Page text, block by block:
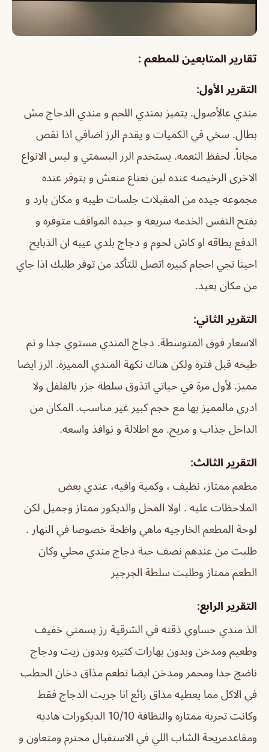
تقارير المتابعين للمطعم :
التقرير الأول:
مندي عالأصول. يتميز بمندي اللحم و مندي الدجاج مش
بطال. سخي في الكميات و يقدم الرز اضافي اذا نقص
مجاناً. لحفظ النعمه. يستخدم الرز البسمتي و ليس الانواع
الاخرى الرخيصه عنده لبن نعناع منعش و يتوفر عنده
مجموعه جيده من المقبلات جلسات طيبه و مكان بارد و
يفتح النفس الخدمه سريعه و جيده المواقف متوفره و
الدفع بطاقه او كاش لحوم و دجاج بلدي عيبه ان الذبايح
احينا تجي احجام كبيره اتصل للتأكد من توفر طلبك اذا جاي
من مكان بعيد.
التقرير الثاني:
الاسعار فوق المتوسطة. دجاج المندي مستوي جدا و تم
طبخه قبل فترة ولكن هناك نكهة المندي المميزة. الرز ايضا
مميز. لأول مرة في حياتي اتذوق سلطة جزر بالفلفل ولا
ادري مالمميز بها مع حجم كبير غير مناسب. المكان من
الداخل جذاب و مريح. مع اطلالة و نوافذ واسعه.
التقرير الثالث:
مطعم ممتاز، نظيف ، وكمية وافيه، عندي بعض
الملاحظات عليه . اولا المحل والديكور ممتاز وجميل لكن
لوحة المطعم الخارجيه ماهي واظحة خصوصا في النهار .
طلبت من عندهم نصف حبة دجاج مندي محلي وكان
الطعم ممتاز وطلبت سلطة الجرجير
التقرير الرابع:
الذ مندي حساوي ذقته في الشرقية رز بسمتي خفيف
وطعيم ومدخن وبدون بهارات كثيره وبدون زيت ودجاج
ناضج جدا ومحمر ومدخن ايضا تطعم مذاق دخان الحطب
في الاكل مما يعطيه مذاق رائع انا جربت الدجاج فقط
وكانت تجربة ممتازه والنظافة 10/10 الديكورات هاديه
ومقاعدمريحة الشاب اللي في الاستقبال محترم ومتعاون و